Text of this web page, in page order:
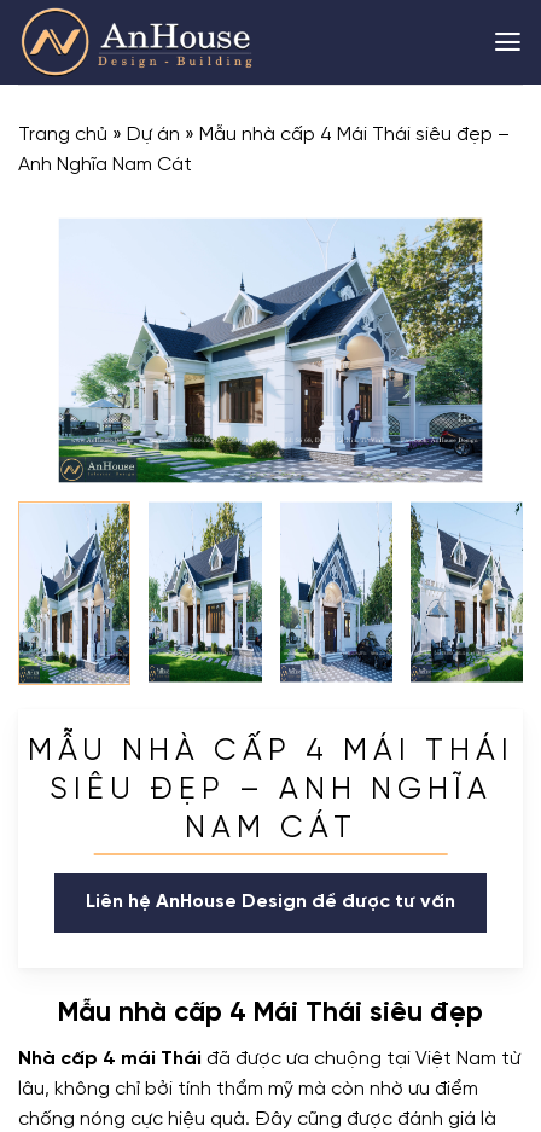
Skip
content
Trang chủ » Dự án » Mẫu nhà cấp 4 Mái Thái siêu đẹp –
Anh Nghĩa Nam Cát
MẪU NHÀ CẤP 4 MÁI THÁI
SIÊU ĐẸP – ANH NGHĨA
NAM CÁT
Liên hệ AnHouse Design để được tư vấn
Mẫu nhà cấp 4 Mái Thái siêu đẹp
Nhà cấp 4 mái Thái đã được ưa chuộng tại Việt Nam từ
lâu, không chỉ bởi tính thẩm mỹ mà còn nhờ ưu điểm
chống nóng cực hiệu quả. Đây cũng được đánh giá là